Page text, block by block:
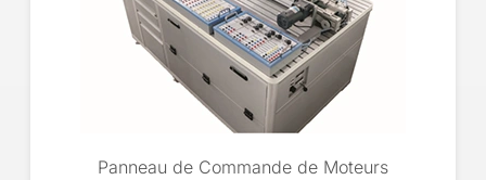
Panneau de Commande de Moteurs